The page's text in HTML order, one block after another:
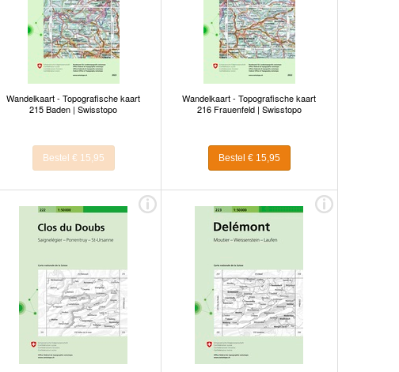
Wandelkaart - Topografische kaart
215 Baden | Swisstopo
Bestel € 15,95
Wandelkaart - Topografische kaart
216 Frauenfeld | Swisstopo
Bestel € 15,95